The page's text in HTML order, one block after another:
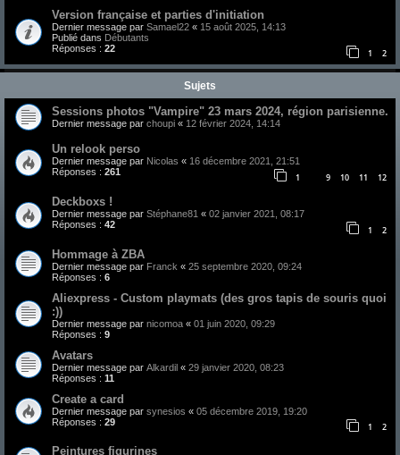
Version française et parties d'initiation
Dernier message par Samael22 « 15 août 2025, 14:13
Publié dans Débutants
Réponses : 22 1 2
Sujets
Sessions photos "Vampire" 23 mars 2024, région parisienne.
Dernier message par choupi « 12 février 2024, 14:14
Un relook perso
Dernier message par Nicolas « 16 décembre 2021, 21:51
Réponses : 261 1 9 10 11 12
Deckboxs !
Dernier message par Stéphane81 « 02 janvier 2021, 08:17
Réponses : 42 1 2
Hommage à ZBA
Dernier message par Franck « 25 septembre 2020, 09:24
Réponses : 6
Aliexpress - Custom playmats (des gros tapis de souris quoi
:))
Dernier message par nicomoa « 01 juin 2020, 09:29
Réponses : 9
Avatars
Dernier message par Alkardil « 29 janvier 2020, 08:23
Réponses : 11
Create a card
Dernier message par synesios « 05 décembre 2019, 19:20
Réponses : 29 1 2
Peintures figurines